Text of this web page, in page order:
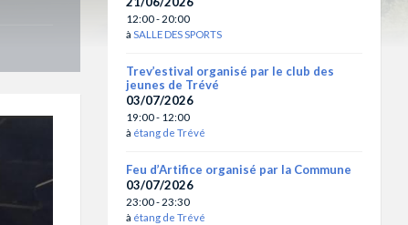
12:00 - 20:00
àSALLE DES SPORTS
Trev’estival organisé par le club des
jeunes de Trévé
03/07/2026
19:00 - 12:00
à étang de Trévé
Feu d’Artifice organisé par la Commune
03/07/2026
23:00 - 23:30
à étang de Trévé